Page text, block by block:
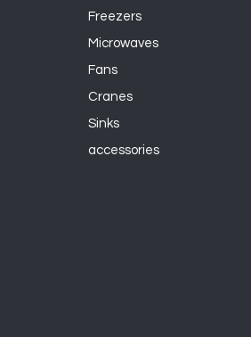
Freezers
Microwaves
Fans
Cranes
Sinks
accessories